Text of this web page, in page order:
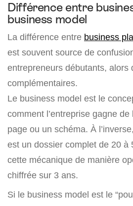
Différence entre
business model
La différence entre business
est souvent source de
entrepreneurs débutants, alors
complémentaires.
Le business model est le
comment l’entreprise gagne de
page ou un schéma. À
est un dossier complet de 20 à
cette mécanique de manière
chiffrée sur 3 ans.
Si le business model est le